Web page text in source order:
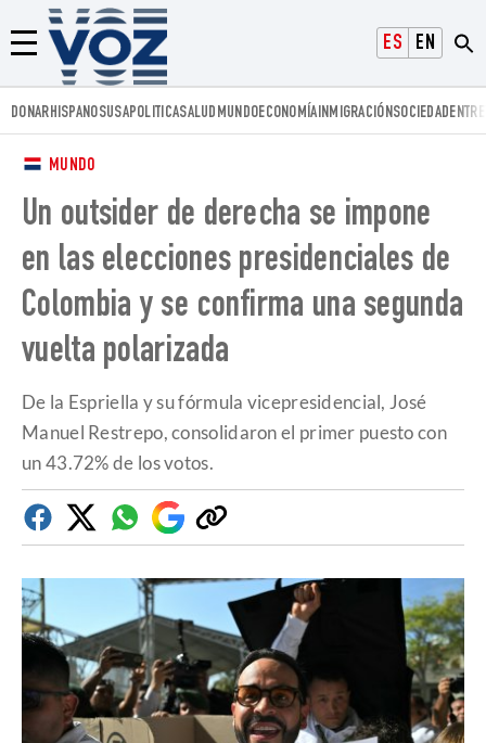
ESPAÑOLENGLISH
Menú
Voz.us
DONARHISPANOSUSAPOLITICASALUD MUNDOECONOMÍAINMIGRACIÓNSOCIEDAD
MUNDO
Un outsider de derecha se impone
en las elecciones presidenciales de
Colombia y se confirma una segunda
vuelta polarizada
De la Espriella y su fórmula vicepresidencial, José
Manuel Restrepo, consolidaron el primer puesto con
un 43.72% de los votos.
FacebookTwitterWhatsapp
Google
Discover
Copiar
enlace